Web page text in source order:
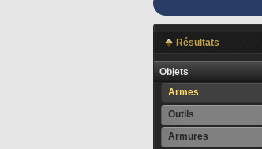
Résultats
Objets
Armes
Outils
Armures